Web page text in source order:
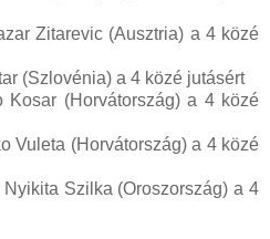
Zitarevic (Ausztria) a 4 közé
(Szlovénia) a 4 közé jutásért
(Horvátország) a 4 közé
Vuleta (Horvátország) a 4 közé
Szilka (Oroszország) a 4